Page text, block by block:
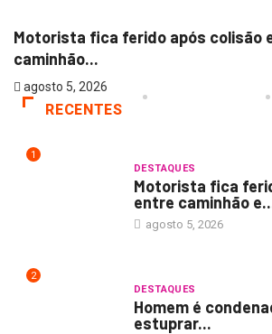
Motorista fica ferido após colisão
caminhão...
agosto 5, 2026
RECENTES
1
DESTAQUES
Motorista fica
entre caminhão
agosto 5, 2026
2
DESTAQUES
Homem é
estuprar...